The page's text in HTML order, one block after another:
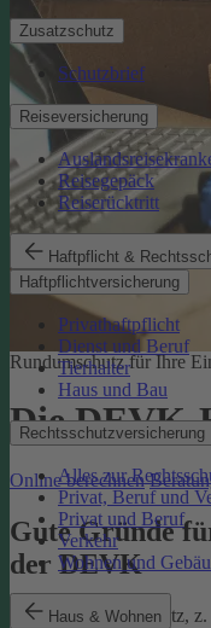
Zusatzschutz
Schutzbrief
Reiseversicherung
Reisegepäck
Reiserücktritt
Haftpflicht &
Haftpflichtversicherung
Privathaftpflicht
Dienst und Beruf
Tierhalter
Haus und Bau
Rechtsschutzversicherung
Alles zur
Privat, Beruf und
Privat und Beruf
Verkehr
Wohnen und
Haus & Wohnen
Rundumschutz für Ihre
Die DEVK-
Online berechnen
Gute Gründe
der DEVK
günstiger Schutz,